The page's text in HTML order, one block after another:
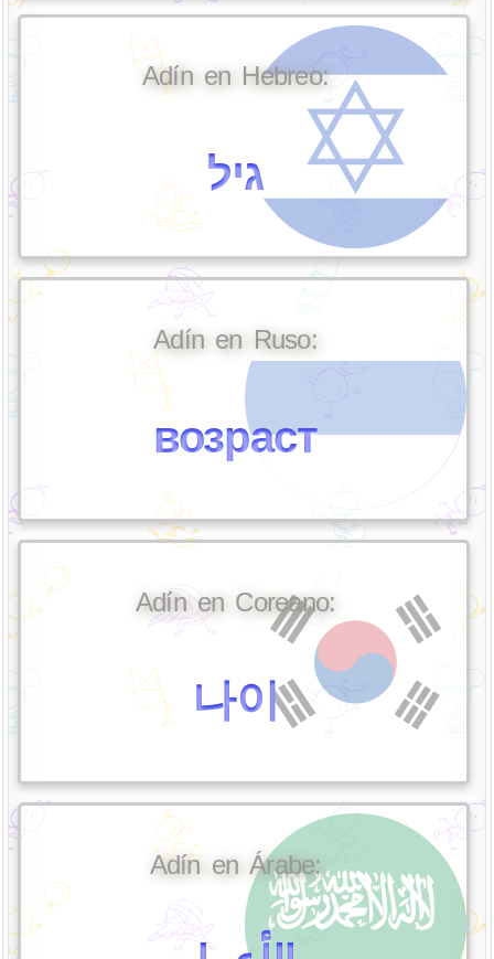
Adín en Hebreo:
גיל
Adín en Ruso:
возраст
Adín en Coreano:
나이
Adín en Árabe: